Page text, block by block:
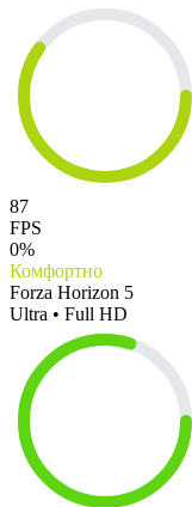
87
FPS
0%
Комфортно
Forza Horizon 5
Ultra • Full HD